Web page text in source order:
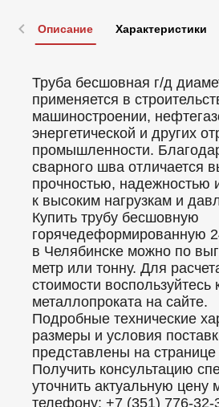
Описание Характеристики
Труба бесшовная г/д
применяется в
машиностроении,
энергетической и других
промышленности.
сварного шва отличается
прочностью, надежностью
к высоким нагрузкам и
Купить трубу бесшовную
горячедеформированную
в Челябинске можно по
метр или тонну. Для
стоимости воспользуйтесь
металлопроката на сайте.
Подробные технические
размеры и условия
представлены на странице
Получить консультацию
уточнить актуальную цену
телефону: +7 (351) 776-32-